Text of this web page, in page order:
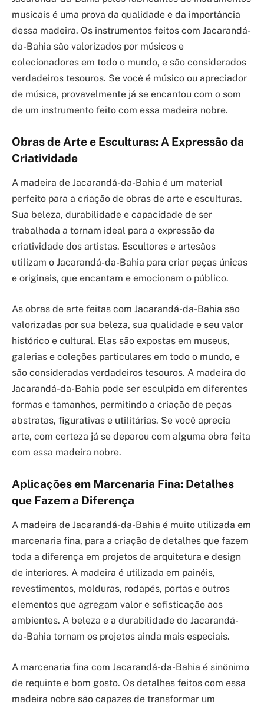
musicais é uma prova da qualidade e da importância
dessa madeira. Os instrumentos feitos com Jacarandá-
da-Bahia são valorizados por músicos e
colecionadores em todo o mundo, e são considerados
verdadeiros tesouros. Se você é músico ou apreciador
de música, provavelmente já se encantou com o som
de um instrumento feito com essa madeira nobre.
Obras de Arte e Esculturas: A Expressão da
Criatividade
A madeira de Jacarandá-da-Bahia é um material
perfeito para a criação de obras de arte e esculturas.
Sua beleza, durabilidade e capacidade de ser
trabalhada a tornam ideal para a expressão da
criatividade dos artistas. Escultores e artesãos
utilizam o Jacarandá-da-Bahia para criar peças únicas
e originais, que encantam e emocionam o público.
As obras de arte feitas com Jacarandá-da-Bahia são
valorizadas por sua beleza, sua qualidade e seu valor
histórico e cultural. Elas são expostas em museus,
galerias e coleções particulares em todo o mundo, e
são consideradas verdadeiros tesouros. A madeira do
Jacarandá-da-Bahia pode ser esculpida em diferentes
formas e tamanhos, permitindo a criação de peças
abstratas, figurativas e utilitárias. Se você aprecia
arte, com certeza já se deparou com alguma obra feita
com essa madeira nobre.
Aplicações em Marcenaria Fina: Detalhes
que Fazem a Diferença
A madeira de Jacarandá-da-Bahia é muito utilizada em
marcenaria fina, para a criação de detalhes que fazem
toda a diferença em projetos de arquitetura e design
de interiores. A madeira é utilizada em painéis,
revestimentos, molduras, rodapés, portas e outros
elementos que agregam valor e sofisticação aos
ambientes. A beleza e a durabilidade do Jacarandá-
da-Bahia tornam os projetos ainda mais especiais.
A marcenaria fina com Jacarandá-da-Bahia é sinônimo
de requinte e bom gosto. Os detalhes feitos com essa
madeira nobre são capazes de transformar um